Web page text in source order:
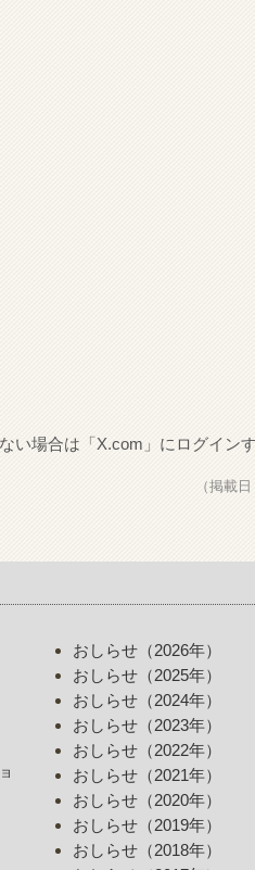
（掲載
おしらせ（2026年）
おしらせ（2025年）
おしらせ（2024年）
おしらせ（2023年）
おしらせ（2022年）
おしらせ（2021年）
おしらせ（2020年）
おしらせ（2019年）
おしらせ（2018年）